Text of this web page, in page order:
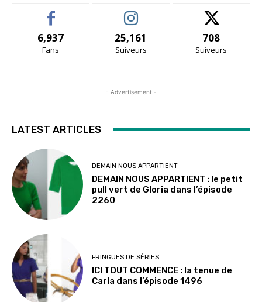
6,937
Fans
25,161
Suiveurs
708
Suiveurs
- Advertisement -
LATEST ARTICLES
DEMAIN NOUS APPARTIENT
DEMAIN NOUS APPARTIENT : le petit
pull vert de Gloria dans l’épisode
2260
FRINGUES DE SÉRIES
ICI TOUT COMMENCE : la tenue de
Carla dans l’épisode 1496